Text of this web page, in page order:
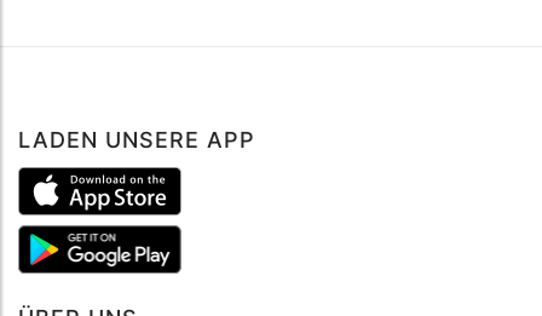
LADEN UNSERE APP